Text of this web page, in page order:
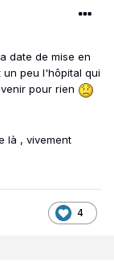
date de mise en
peu l'hôpital qui
pour rien
là , vivement
4